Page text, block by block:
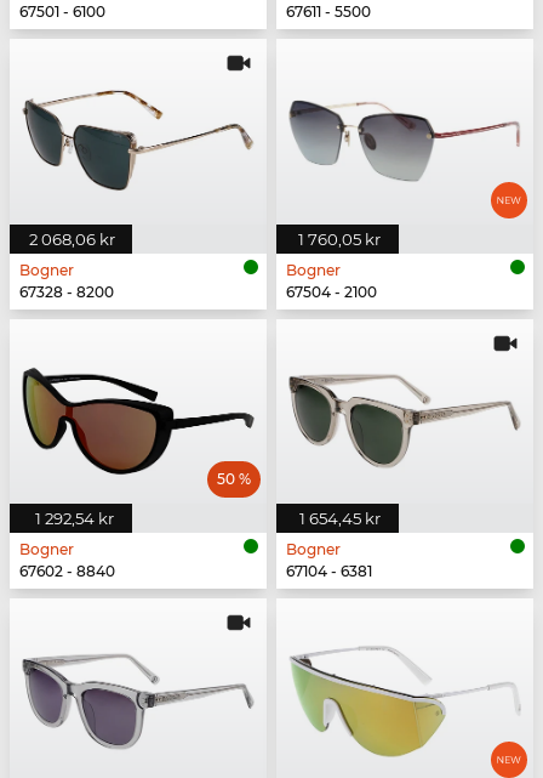
67501 - 6100
67611 - 5500
2 068,06 kr
Bogner
67328 - 8200
1 760,05 kr
Bogner
67504 - 2100
1 292,54 kr
50 %
Bogner
67602 - 8840
1 654,45 kr
Bogner
67104 - 6381